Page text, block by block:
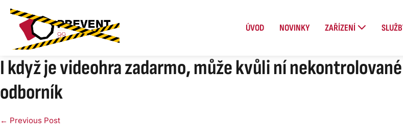
content
ÚVOD NOVINKY ZAŘÍZENÍ
I když je videohra zadarmo, může kvůli ní
odborník
Post
← Previous Post